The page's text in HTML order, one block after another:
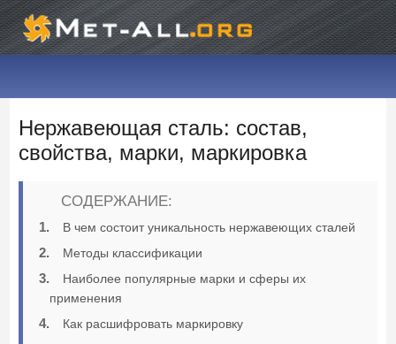
Нержавеющая сталь: состав,
свойства, марки, маркировка
СОДЕРЖАНИЕ:
В чем состоит уникальность нержавеющих сталей
Методы классификации
Наиболее популярные марки и сферы их
применения
Как расшифровать маркировку